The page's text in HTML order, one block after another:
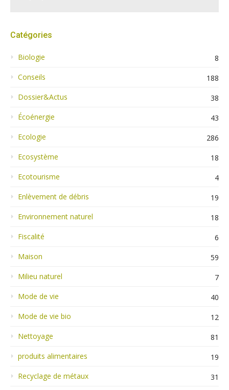
Catégories
Biologie
8
Conseils
188
Dossier&Actus
38
Écoénergie
43
Ecologie
286
Ecosystème
18
Ecotourisme
4
Enlèvement de débris
19
Environnement naturel
18
Fiscalité
6
Maison
59
Milieu naturel
7
Mode de vie
40
Mode de vie bio
12
Nettoyage
81
produits alimentaires
19
Recyclage de métaux
31